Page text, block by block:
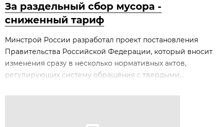
За раздельный сбор мусора -
сниженный тариф
Минстрой России разработал проект постановления
Правительства Российской Федерации, который вносит
изменения сразу в несколько нормативных актов,
регулирующих систему обращения с твердыми...